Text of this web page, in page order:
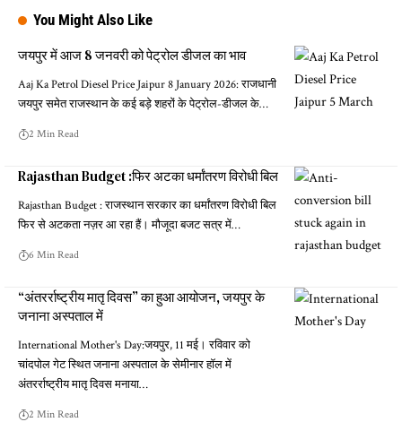
You Might Also Like
जयपुर में आज 8 जनवरी को पेट्रोल डीजल का भाव
Aaj Ka Petrol Diesel Price Jaipur 8 January 2026: राजधानी
जयपुर समेत राजस्थान के कई बड़े शहरों के पेट्रोल-डीजल के…
2 Min Read
Rajasthan Budget :फिर अटका धर्मांतरण विरोधी बिल
Rajasthan Budget : राजस्थान सरकार का धर्मांतरण विरोधी बिल
फिर से अटकता नज़र आ रहा हैं। मौजूदा बजट सत्र में…
6 Min Read
“अंतरर्राष्ट्रीय मातृ दिवस” का हुआ आयोजन, जयपुर के
जनाना अस्पताल में
International Mother's Day:जयपुर, 11 मई। रविवार को
चांदपोल गेट स्थित जनाना अस्पताल के सेमीनार हॉल में
अंतरर्राष्ट्रीय मातृ दिवस मनाया…
2 Min Read